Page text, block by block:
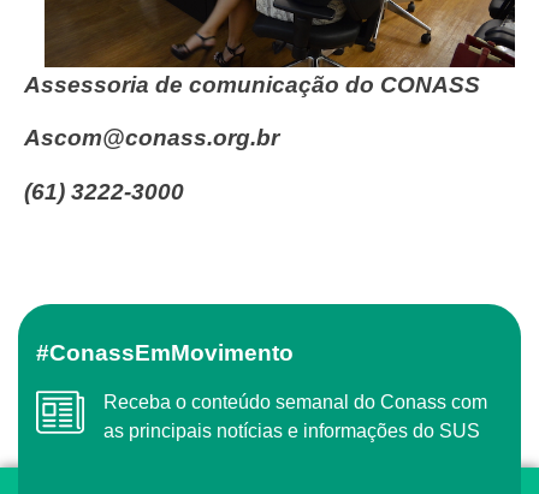
Assessoria de comunicação do CONASS
ascom@conass.org.br
(61) 3222-3000
#ConassEmMovimento
Receba o conteúdo semanal do Conass com
as principais notícias e informações do SUS